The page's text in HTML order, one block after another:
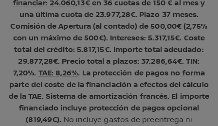
financiar: 24.060,13€ en 36 cuotas de 150 € al mes y
una última cuota de 23.977,28€. Plazo 37 meses.
Comisión de Apertura (al contado) de 500,00€ (2,75%
con un máximo de 500€). Intereses: 5.317,15€. Coste
total del crédito: 5.817,15€. Importe total adeudado:
29.877,28€. Precio total a plazos: 37.286,64€. TIN:
7,20%. TAE: 8,26%. La protección de pagos no forma
parte del coste de la financiación a efectos del cálculo
de la TAE. Sistema de amortización francés. El importe
financiado incluye protección de pagos opcional
(819,49€). No incluye gastos de preentrega ni